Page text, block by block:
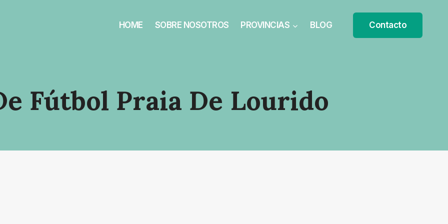
HOME SOBRE NOSOTROS PROVINCIAS BLOG Contacto
Fútbol Praia De Lourido